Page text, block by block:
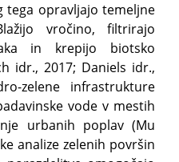
tega opravljajo temeljne
vročino, filtrirajo
in krepijo biotsko
idr., 2017; Daniels idr.,
zelene infrastrukture
vode v mestih
urbanih poplav (Mu
analize zelenih površin